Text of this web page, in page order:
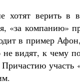
верить в
«за компанию»
в пример
видят, к чему